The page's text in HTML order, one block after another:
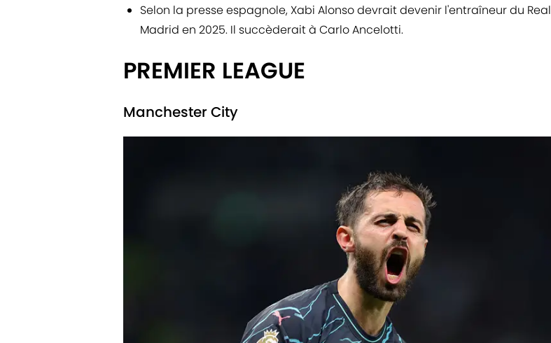
Selon la presse espagnole, Xabi Alonso devrait devenir l'entraîneur du Real
Madrid en 2025. Il succèderait à Carlo Ancelotti.
PREMIER LEAGUE
Manchester City